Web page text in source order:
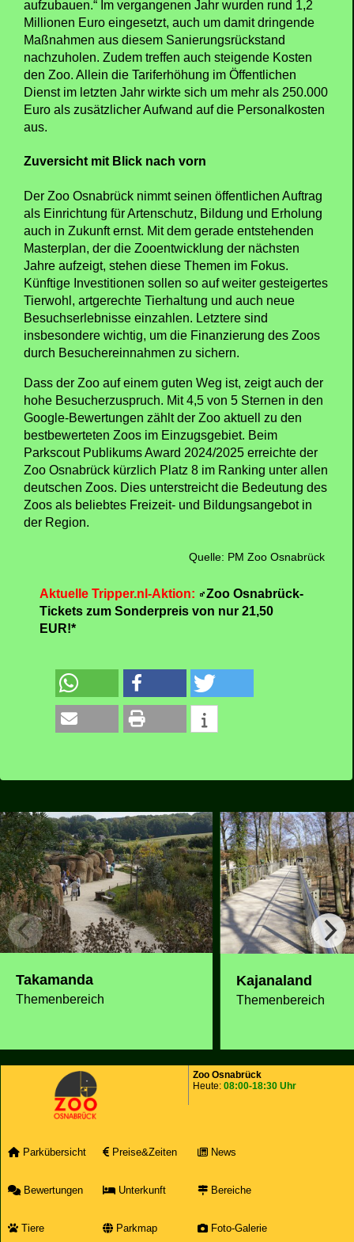
aufzubauen.“ Im vergangenen Jahr wurden rund 1,2
Millionen Euro eingesetzt, auch um damit dringende
Maßnahmen aus diesem Sanierungsrückstand
nachzuholen. Zudem treffen auch steigende Kosten
den Zoo. Allein die Tariferhöhung im Öffentlichen
Dienst im letzten Jahr wirkte sich um mehr als 250.000
Euro als zusätzlicher Aufwand auf die Personalkosten
aus.
Zuversicht mit Blick nach vorn
Der Zoo Osnabrück nimmt seinen öffentlichen Auftrag
als Einrichtung für Artenschutz, Bildung und Erholung
auch in Zukunft ernst. Mit dem gerade entstehenden
Masterplan, der die Zooentwicklung der nächsten
Jahre aufzeigt, stehen diese Themen im Fokus.
Künftige Investitionen sollen so auf weiter gesteigertes
Tierwohl, artgerechte Tierhaltung und auch neue
Besuchserlebnisse einzahlen. Letztere sind
insbesondere wichtig, um die Finanzierung des Zoos
durch Besuchereinnahmen zu sichern.
Dass der Zoo auf einem guten Weg ist, zeigt auch der
hohe Besucherzuspruch. Mit 4,5 von 5 Sternen in den
Google-Bewertungen zählt der Zoo aktuell zu den
bestbewerteten Zoos im Einzugsgebiet. Beim
Parkscout Publikums Award 2024/2025 erreichte der
Zoo Osnabrück kürzlich Platz 8 im Ranking unter allen
deutschen Zoos. Dies unterstreicht die Bedeutung des
Zoos als beliebtes Freizeit- und Bildungsangebot in
der Region.
Quelle: PM Zoo Osnabrück
Aktuelle Tripper.nl-Aktion:
Zoo Osnabrück-
Tickets zum Sonderpreis von nur 21,50
EUR!*
Takamanda
Themenbereich
Kajanaland
Themenbereich
Zoo Osnabrück
Heute: 08:00-18:30 Uhr
Parkübersicht Preise&Zeiten News
Bewertungen Unterkunft Bereiche
Tiere Parkmap Foto-Galerie